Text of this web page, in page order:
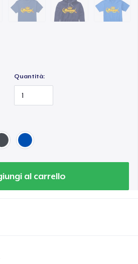
Quantità:
al carrello